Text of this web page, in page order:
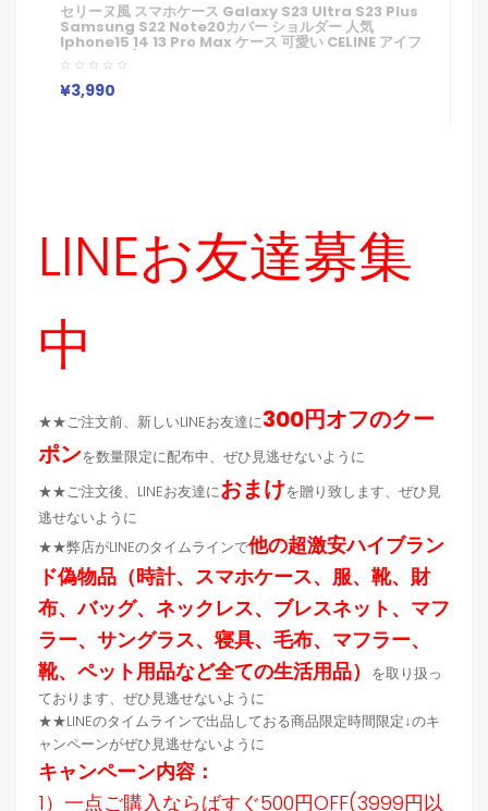
セリーヌ風 スマホケース Galaxy S23 Ultra S23 Plus
Samsung S22 Note20カバー ショルダー 人気
Iphone15 14 13 Pro Max ケース 可愛い CELINE アイフ
ォン13pro/xs Max 保護カバー バッグ風 エレガント
Galaxy S23 Ultra S22携帯ケース 大人 女子
¥3,990
LINEお友達募集
中
★★ご注文前、新しいLINEお友達に300円オフのクー
ポンを数量限定に配布中、ぜひ見逃せないように
★★ご注文後、LINEお友達におまけを贈り致します、ぜひ見
逃せないように
★★弊店がLINEのタイムラインで他の超激安ハイブラン
ド偽物品（時計、スマホケース、服、靴、財
布、バッグ、ネックレス、ブレスネット、マフ
ラー、サングラス、寝具、毛布、マフラー、
靴、ペット用品など全ての生活用品）
を取り扱っ
ております、ぜひ見逃せないように
★★LINEのタイムラインで出品しておる商品限定時間限定↓のキ
ャンペーンがぜひ見逃せないように
キャンペーン内容：
1）一点ご購入ならばすぐ500円OFF(3999円以